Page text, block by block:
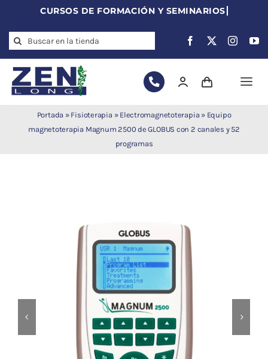
content
Search
for:
Electroacupuntura
y masaje
Portada » Fisioterapia » Electromagnetoterapia » Equipo
magnetoterapia Magnum 2500 de GLOBUS con 2 canales y 52
programas